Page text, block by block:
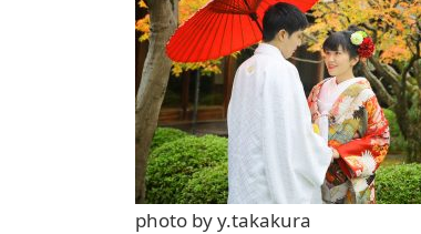
photo by y.takakura